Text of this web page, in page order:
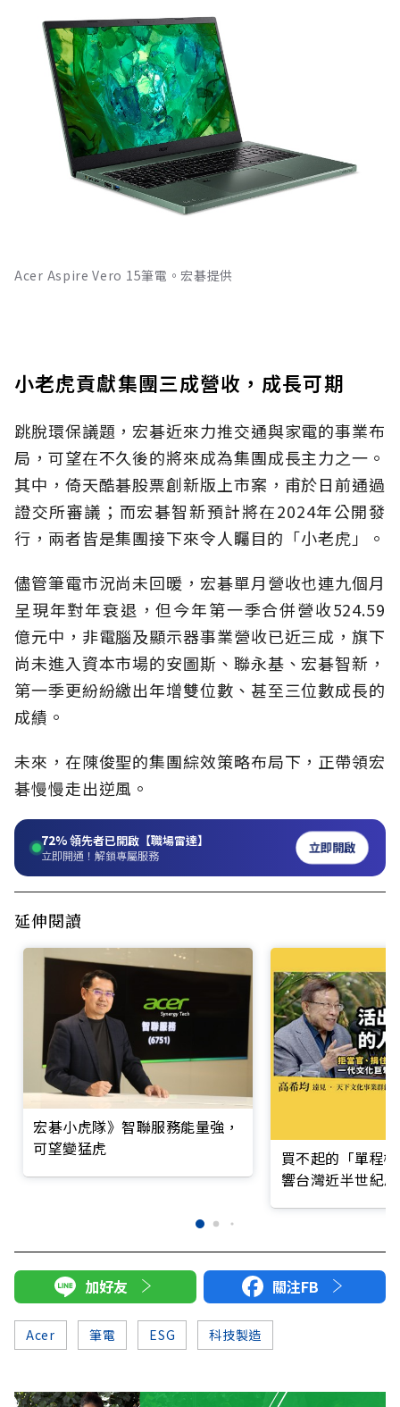
Acer Aspire Vero 15筆電。宏碁提供
小老虎貢獻集團三成營收，成長可期
跳脫環保議題，宏碁近來力推交通與家電的事業布
局，可望在不久後的將來成為集團成長主力之一。
其中，倚天酷碁股票創新版上市案，甫於日前通過
證交所審議；而宏碁智新預計將在2024年公開發
行，兩者皆是集團接下來令人矚目的「小老虎」。
儘管筆電市況尚未回暖，宏碁單月營收也連九個月
呈現年對年衰退，但今年第一季合併營收524.59
億元中，非電腦及顯示器事業營收已近三成，旗下
尚未進入資本市場的安圖斯、聯永基、宏碁智新，
第一季更紛紛繳出年增雙位數、甚至三位數成長的
成績。
未來，在陳俊聖的集團綜效策略布局下，正帶領宏
碁慢慢走出逆風。
72%領先者已開啟【職場雷達】
立即開通！解鎖專屬服務 立即開啟
延伸閱讀
宏碁小虎隊》智聯服務能量強，
可望變猛虎
買不起的「單程
響台灣近半世紀
加好友 關注FB
Acer 筆電 ESG 科技製造